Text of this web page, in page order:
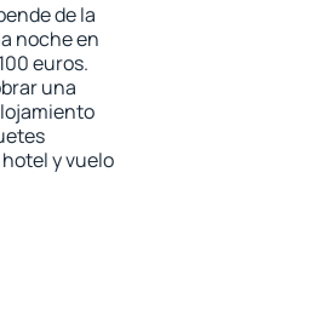
de la
noche en
euros.
una
y vuelo